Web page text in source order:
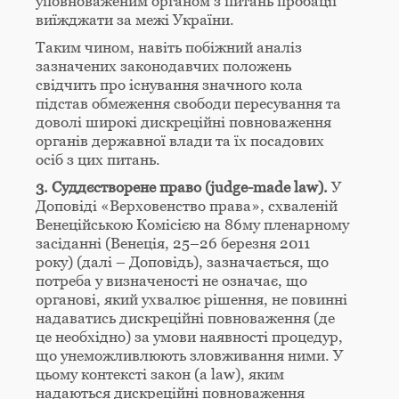
виїжджати за межі України.
Таким чином, навіть побіжний аналіз
зазначених законодавчих положень
свідчить про існування значного кола
підстав обмеження свободи пересування та
доволі широкі дискреційні повноваження
органів державної влади та їх посадових
осіб з цих питань.
3. Суддєстворене право (judge-madelaw). У
Доповіді «Верховенство права», схваленій
Венеційською Комісією на 86­му пленарному
засіданні (Венеція, 25–26 березня 2011
року) (далі – Доповідь), зазначається, що
потреба у визначеності не означає, що
органові, який ухвалює рішення, не повинні
надаватись дискреційні повноваження (де
це необхідно) за умови наявності процедур,
що унеможливлюють зловживання ними. У
цьому контексті закон (a law), яким
надаються дискреційні повноваження